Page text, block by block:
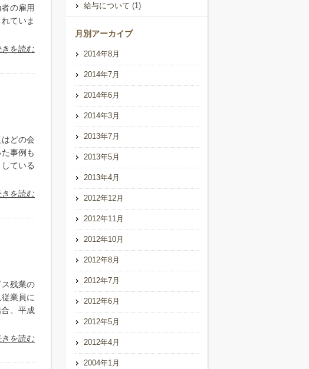
の雇用
ていま
きを読む
どの会
事例も
ている
きを読む
残業の
業員に
、平成
きを読む
給与について (1)
月別アーカイブ
2014年8月
2014年7月
2014年6月
2014年3月
2013年7月
2013年5月
2013年4月
2012年12月
2012年11月
2012年10月
2012年8月
2012年7月
2012年6月
2012年5月
2012年4月
2004年1月